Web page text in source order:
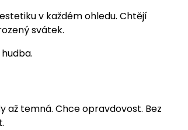
v každém ohledu. Chtějí
svátek.
až temná. Chce opravdovost. Bez